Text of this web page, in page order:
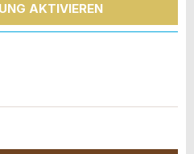
AKTIVIEREN